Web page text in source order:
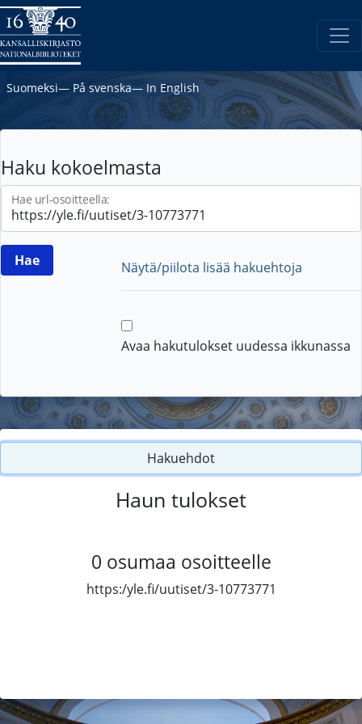
Suomeksi― På svenska― In English
Haku kokoelmasta
Hae url-osoitteella:
Näytä/piilota lisää hakuehtoja
Avaa hakutulokset uudessa ikkunassa
Hakuehdot
Haun tulokset
0 osumaa osoitteelle
https:/yle.fi/uutiset/3-10773771